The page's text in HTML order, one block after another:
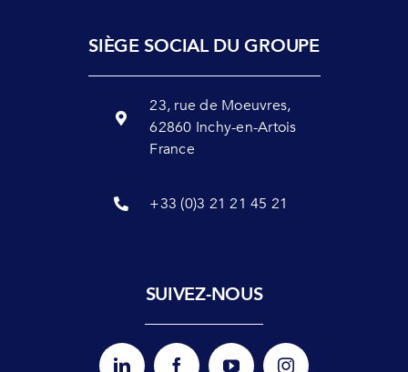
SIÈGE SOCIAL DU GROUPE
23, rue de Moeuvres,
62860 Inchy-en-Artois
France
+33 (0)3 21 21 45 21
SUIVEZ-NOUS